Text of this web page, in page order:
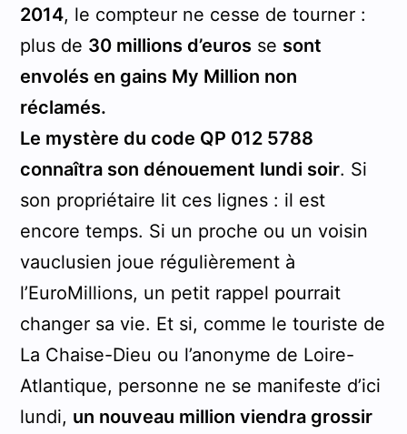
2014, le compteur ne cesse de tourner :
plus de 30 millions d’eurosse sont
envolés en gains My Million non
réclamés.
Le mystère du code QP 012 5788
connaîtra son dénouement lundi soir. Si
son propriétaire lit ces lignes : il est
encore temps. Si un proche ou un voisin
vauclusien joue régulièrement à
l’EuroMillions, un petit rappel pourrait
changer sa vie. Et si, comme le touriste de
La Chaise-Dieu ou l’anonyme de Loire-
Atlantique, personne ne se manifeste d’ici
lundi, un nouveau million viendra grossir